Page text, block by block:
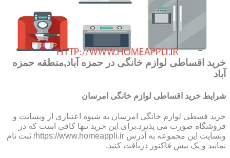
خرید اقساطی لوازم خانگی در حمزه آباد,منطقه حمزه
آباد
شرایط خرید اقساطی لوازم خانگی امرسان
خرید قسطی لوازم خانگی امرسان به شیوه اعتباری از وبسایت و
فروشگاه صورت می پذیرد.برای این خرید تنها کافی است که در
وبسایت این مجموعه به آدرس https://www.homeappli.ir/ ثبت نام
نمایید و یک پیش فاکتور دریافت کنید.